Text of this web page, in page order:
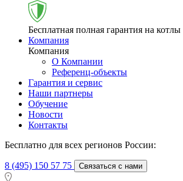
Бесплатная полная гарантия на котлы
Компания
Компания
О Компании
Референц-объекты
Гарантия и сервис
Наши партнеры
Обучение
Новости
Контакты
Бесплатно для всех регионов России:
8 (495) 150 57 75 Связаться с нами